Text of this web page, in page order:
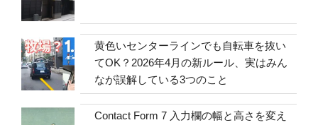
黄色いセンターラインでも自転車を抜い
てOK？2026年4月の新ルール、実はみん
なが誤解している3つのこと
Contact Form 7 入力欄の幅と高さを変え